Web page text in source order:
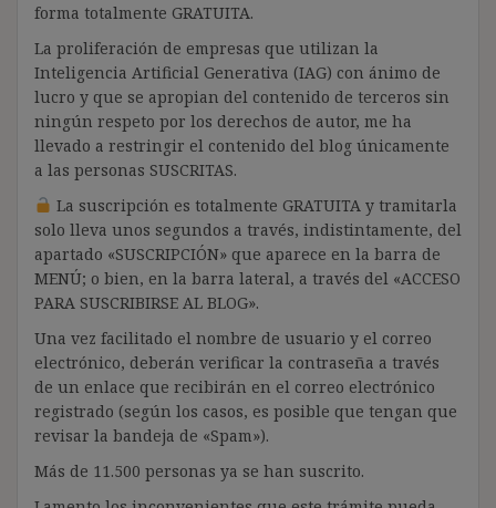
forma totalmente GRATUITA.
La proliferación de empresas que utilizan la
Inteligencia Artificial Generativa (IAG) con ánimo de
lucro y que se apropian del contenido de terceros sin
ningún respeto por los derechos de autor, me ha
llevado a restringir el contenido del blog únicamente
a las personas SUSCRITAS.
La suscripción es totalmente GRATUITA y tramitarla
solo lleva unos segundos a través, indistintamente, del
apartado «SUSCRIPCIÓN» que aparece en la barra de
MENÚ; o bien, en la barra lateral, a través del «ACCESO
PARA SUSCRIBIRSE AL BLOG».
Una vez facilitado el nombre de usuario y el correo
electrónico, deberán verificar la contraseña a través
de un enlace que recibirán en el correo electrónico
registrado (según los casos, es posible que tengan que
revisar la bandeja de «Spam»).
Más de 11.500 personas ya se han suscrito.